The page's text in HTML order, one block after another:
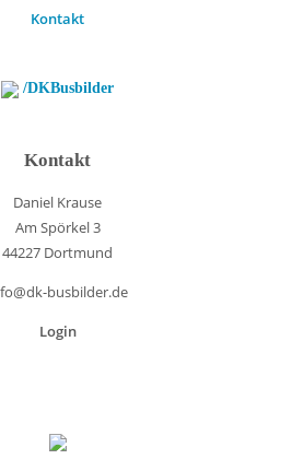
Kontakt
/DKBusbilder
Kontakt
Daniel Krause
Am Spörkel 3
44227 Dortmund
busbilder.de
Login